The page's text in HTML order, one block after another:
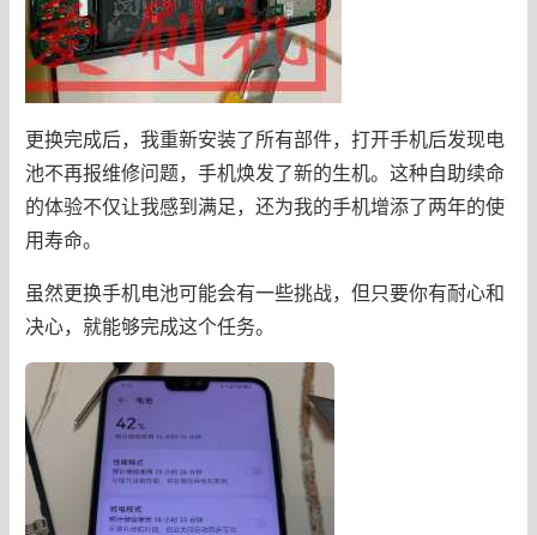
更换完成后，我重新安装了所有部件，打开手机后发现电
池不再报维修问题，手机焕发了新的生机。这种自助续命
的体验不仅让我感到满足，还为我的手机增添了两年的使
用寿命。
虽然更换手机电池可能会有一些挑战，但只要你有耐心和
决心，就能够完成这个任务。